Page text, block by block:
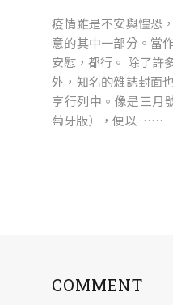
疫情雖是不安與惶恐
意的其中一部分。當
安慰，都行。 除了許
外，知名的雜誌封面
享行列中。像是三月
萄牙版），便以 ……
COMMENT